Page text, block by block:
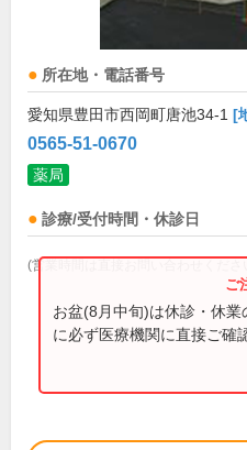
所在地・電話番号
愛知県豊田市西岡町唐池34-1 [
0565-51-0670
薬局
診療/受付時間・休診日
(営業時間は直接お問い合わせくださ
お盆(8月中旬)は休診・休
に必ず医療機関に直接ご確